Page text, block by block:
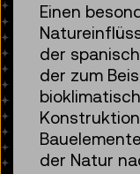
Einen
der
der zum
der Natur